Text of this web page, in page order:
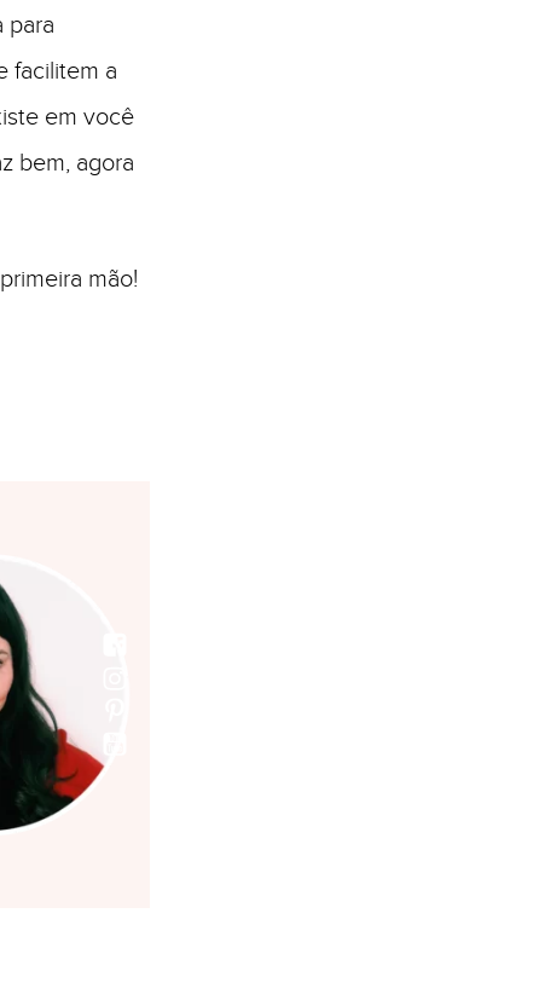
para
facilitem a
em você
bem, agora
mão!